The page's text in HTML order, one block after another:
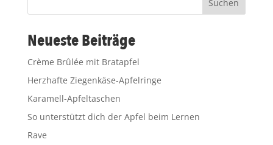
Suchen
Neueste Beiträge
Crème Brûlée mit Bratapfel
Herzhafte Ziegenkäse-Apfelringe
Karamell-Apfeltaschen
So unterstützt dich der Apfel beim Lernen
Rave